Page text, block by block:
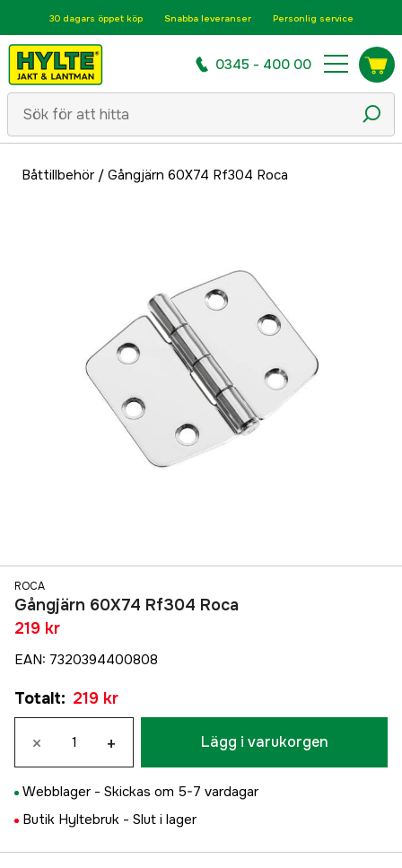
30 dagars öppet köp Snabba leveranser Personlig service
0345 - 400 00
Båttillbehör/ Gångjärn 60X74 Rf304 Roca
ROCA
Gångjärn 60X74 Rf304 Roca
219 kr
EAN: 7320394400808
Totalt: 219 kr
× + Lägg i varukorgen
Webblager - Skickas om 5-7 vardagar
Butik Hyltebruk - Slut i lager